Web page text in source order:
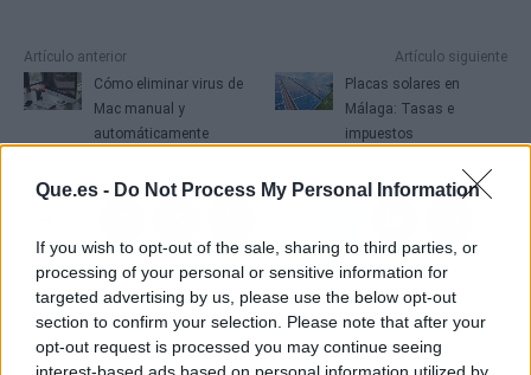
Que.es - Do Not Process My Personal Information
If you wish to opt-out of the sale, sharing to third parties, or
processing of your personal or sensitive information for
targeted advertising by us, please use the below opt-out
section to confirm your selection. Please note that after your
opt-out request is processed you may continue seeing
Artículo anterior
Cómo eliminar virus de
Mac manual y
automáticamente
Artículo siguiente
Placas solares en
Málaga: Tasas e
impuestos